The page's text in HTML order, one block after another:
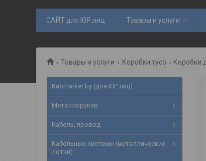
САЙТ для ЮР.лиц Товары и услуги
Товары и услуги Коробки тусо Коробки
Kabmarket.by (для ЮР.лиц)
Металлорукав
Кабель, провод
Кабельные системы (металлические
лотки)